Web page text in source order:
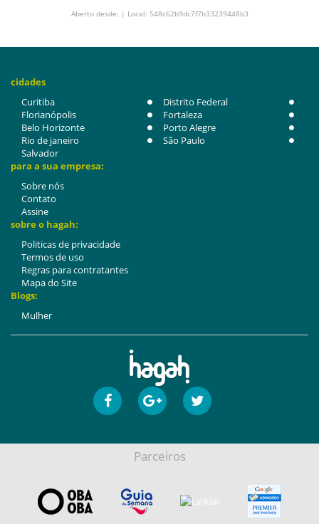
Aberto desde: | Local: 548c62b9dc7f7b33239448b3
cidades
Curitiba
Distrito Federal
Florianópolis
Fortaleza
Belo Horizonte
Porto Alegre
Rio de janeiro
São Paulo
Salvador
para a sua empresa:
Sobre nós
Contato
Assine
sobre o hagah:
Politicas de privacidade
Termos de uso
Regras para contratantes
Mapa do Site
Blogs:
Mulher
Parceiros